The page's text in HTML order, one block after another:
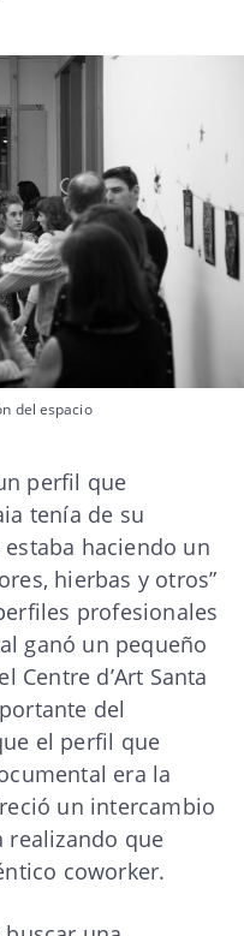
del espacio
perfil que
tenía de su
haciendo un
hierbas y otros”
profesionales
ganó un pequeño
Centre d’Art Santa
del
el perfil que
era la
un intercambio
realizando que
coworker.